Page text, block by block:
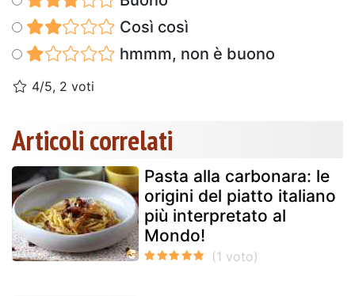
Così così
hmmm, non è buono
4/5, 2 voti
Articoli correlati
Pasta alla carbonara: le
origini del piatto italiano
più interpretato al
Mondo!